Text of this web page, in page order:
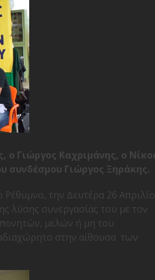
ο Γιώργος Καχριμάνης, ο
συνδέσμου Γιώργος Ξηράκης.
την Δευτέρα 26
λύσης συνεργασίας του με τον
μελών ή μη του
στην αίθουσα των